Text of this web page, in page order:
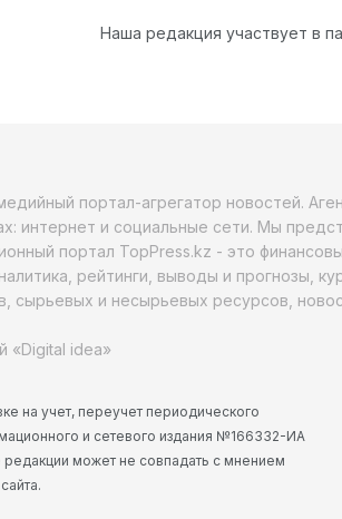
Наша редакция участвует в
портал-агрегатор новостей.
интернет и социальные сети. Мы
портал TopPress.kz - это
рейтинги, выводы и прогнозы,
сырьевых и несырьевых ресурсов,
«Digital idea»
на учет, переучет периодического
и сетевого издания №166332-ИА
редакции может не совпадать с мнением